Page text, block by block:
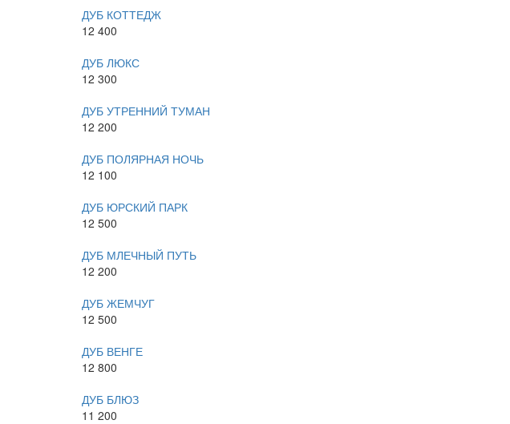
ДУБ КОТТЕДЖ
12 400
ДУБ ЛЮКС
12 300
ДУБ УТРЕННИЙ ТУМАН
12 200
ДУБ ПОЛЯРНАЯ НОЧЬ
12 100
ДУБ ЮРСКИЙ ПАРК
12 500
ДУБ МЛЕЧНЫЙ ПУТЬ
12 200
ДУБ ЖЕМЧУГ
12 500
ДУБ ВЕНГЕ
12 800
ДУБ БЛЮЗ
11 200